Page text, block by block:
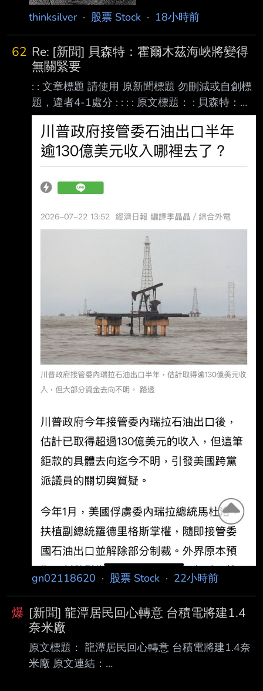
thinksilver· 股票 Stock · 18小時前
62 Re: [新聞] 貝森特：霍爾木茲海峽將變得
無關緊要
: : 文章標題 請使用 原新聞標題 勿刪減或自創標
題，違者4-1處分 : : : : 原文標題： : 貝森特：霍
爾木茲海峽將變得無關緊要 : 請勿刪減或自創標
題，違者4-1處分，此行請刪除 : : 原文連結： :
https://www.epochtimes.com/b5/26/8/8/n1482
6005.htm/amp : 網址超過一行，請用縮網址，
連結不能點擊者板規 1-2-2 處分。 : : 發布時
間： : 更新: 2026年08月09日 5:20 AM : 請勿張
貼超過3天新聞 : : 記者署名
gn02118620 · 股票 Stock · 22小時前
爆 [新聞] 龍潭居民回心轉意 台積電將建1.4
奈米廠
原文標題： 龍潭居民回心轉意 台積電將建1.4奈
米廠 原文連結：